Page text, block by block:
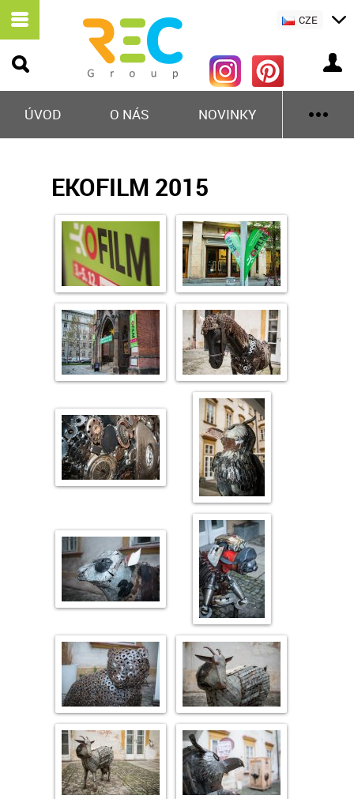
ÚVOD O NÁS NOVINKY
CZE
EKOFILM 2015